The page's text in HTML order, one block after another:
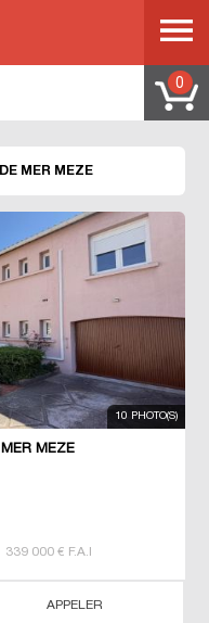
0
MER MEZE
10 PHOTO(S)
MEZE
339 000 € F.A.I
APPELER